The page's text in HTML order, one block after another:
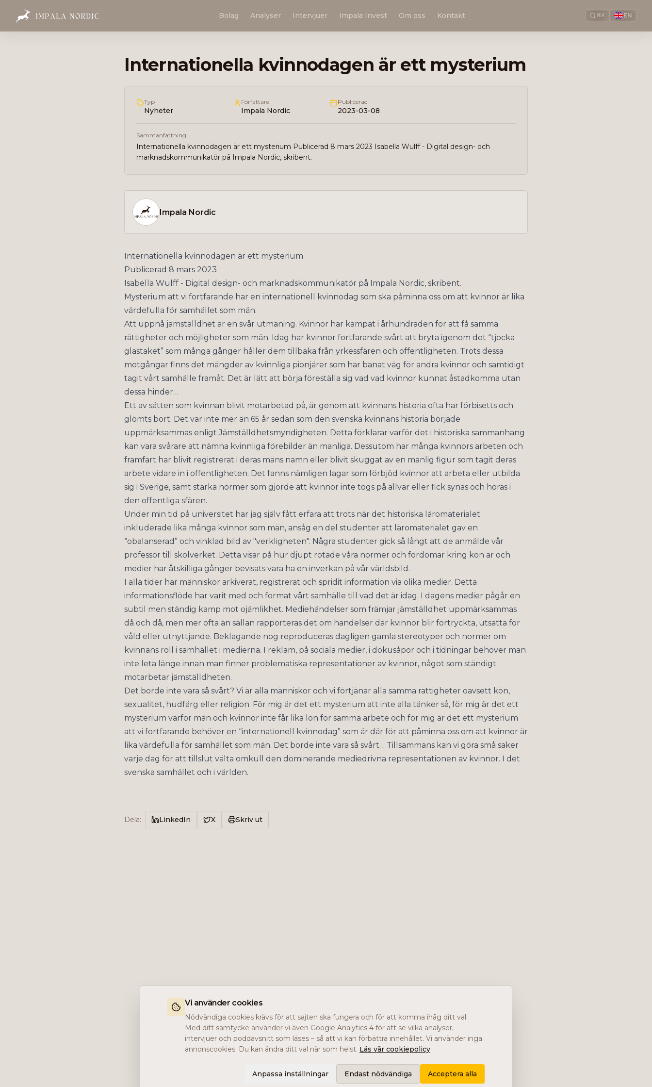
Bolag Analyser Intervjuer Impala Invest Om oss Kontakt ⌘K EN
Internationella kvinnodagen är ett mysterium
Typ
Nyheter
Författare
Impala Nordic
Publicerad
2023-03-08
Sammanfattning
Internationella kvinnodagen är ett mysterium Publicerad 8 mars 2023 Isabella Wulff - Digital design- och
marknadskommunikatör på Impala Nordic, skribent.
Impala Nordic
Internationella kvinnodagen är ett mysterium
Publicerad 8 mars 2023
Isabella Wulff - Digital design- och marknadskommunikatör på Impala Nordic, skribent.
Mysterium att vi fortfarande har en internationell kvinnodag som ska påminna oss om att kvinnor är lika
värdefulla för samhället som män.
Att uppnå jämställdhet är en svår utmaning. Kvinnor har kämpat i århundraden för att få samma
rättigheter och möjligheter som män. Idag har kvinnor fortfarande svårt att bryta igenom det “tjocka
glastaket” som många gånger håller dem tillbaka från yrkessfären och offentligheten. Trots dessa
motgångar finns det mängder av kvinnliga pionjärer som har banat väg för andra kvinnor och samtidigt
tagit vårt samhälle framåt. Det är lätt att börja föreställa sig vad vad kvinnor kunnat åstadkomma utan
dessa hinder…
Ett av sätten som kvinnan blivit motarbetad på, är genom att kvinnans historia ofta har förbisetts och
glömts bort. Det var inte mer än 65 år sedan som den svenska kvinnans historia började
uppmärksammas enligt Jämställdhetsmyndigheten. Detta förklarar varför det i historiska sammanhang
kan vara svårare att nämna kvinnliga förebilder än manliga. Dessutom har många kvinnors arbeten och
framfart har blivit registrerat i deras mäns namn eller blivit skuggat av en manlig figur som tagit deras
arbete vidare in i offentligheten. Det fanns nämligen lagar som förbjöd kvinnor att arbeta eller utbilda
sig i Sverige, samt starka normer som gjorde att kvinnor inte togs på allvar eller fick synas och höras i
den offentliga sfären.
Under min tid på universitet har jag själv fått erfara att trots när det historiska läromaterialet
inkluderade lika många kvinnor som män, ansåg en del studenter att läromaterialet gav en
“obalanserad” och vinklad bild av "verkligheten". Några studenter gick så långt att de anmälde vår
professor till skolverket. Detta visar på hur djupt rotade våra normer och fördomar kring kön är och
medier har åtskilliga gånger bevisats vara ha en inverkan på vår världsbild.
I alla tider har människor arkiverat, registrerat och spridit information via olika medier. Detta
informationsflöde har varit med och format vårt samhälle till vad det är idag. I dagens medier pågår en
subtil men ständig kamp mot ojämlikhet. Mediehändelser som främjar jämställdhet uppmärksammas
då och då, men mer ofta än sällan rapporteras det om händelser där kvinnor blir förtryckta, utsatta för
våld eller utnyttjande. Beklagande nog reproduceras dagligen gamla stereotyper och normer om
kvinnans roll i samhället i medierna. I reklam, på sociala medier, i dokusåpor och i tidningar behöver man
inte leta länge innan man finner problematiska representationer av kvinnor, något som ständigt
motarbetar jämställdheten.
Det borde inte vara så svårt? Vi är alla människor och vi förtjänar alla samma rättigheter oavsett kön,
sexualitet, hudfärg eller religion. För mig är det ett mysterium att inte alla tänker så, för mig är det ett
mysterium varför män och kvinnor inte får lika lön för samma arbete och för mig är det ett mysterium
att vi fortfarande behöver en “internationell kvinnodag” som är där för att påminna oss om att kvinnor är
lika värdefulla för samhället som män. Det borde inte vara så svårt… Tillsammans kan vi göra små saker
varje dag för att tillslut välta omkull den dominerande mediedrivna representationen av kvinnor. I det
svenska samhället och i världen.
Dela: LinkedIn X Skriv ut
Vi använder cookies
Nödvändiga cookies krävs för att sajten ska fungera och för att komma ihåg ditt val.
Med ditt samtycke använder vi även Google Analytics 4 för att se vilka analyser,
intervjuer och poddavsnitt som läses – så att vi kan förbättra innehållet. Vi använder inga
annonscookies. Du kan ändra ditt val när som helst. Läs vår cookiepolicy
Anpassa inställningar Endast nödvändiga Acceptera alla